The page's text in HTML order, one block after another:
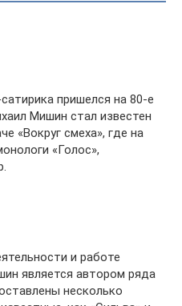
пришелся на 80-е
Мишин стал известен
«Вокруг смеха», где на
«Голос»,
и работе
является автором ряда
несколько